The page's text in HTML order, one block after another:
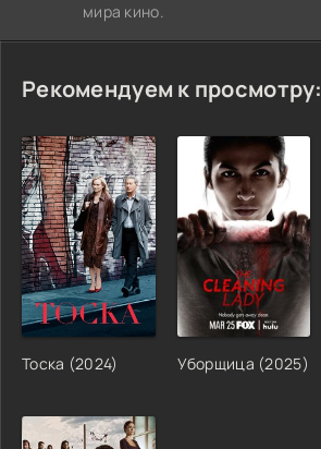
мира кино.
Рекомендуем к просмотру:
Тоска (2024) Уборщица (2025)